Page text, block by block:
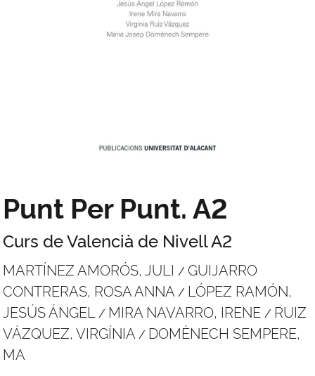
Punt Per Punt. A2
Curs de Valencià de Nivell A2
MARTÍNEZ AMORÓS, JULI / GUIJARRO
CONTRERAS, ROSA ANNA / LÓPEZ RAMÓN,
JESÚS ÁNGEL
/ MIRA NAVARRO, IRENE / RUIZ
VÁZQUEZ, VIRGÍNIA / DOMÈNECH SEMPERE,
MA